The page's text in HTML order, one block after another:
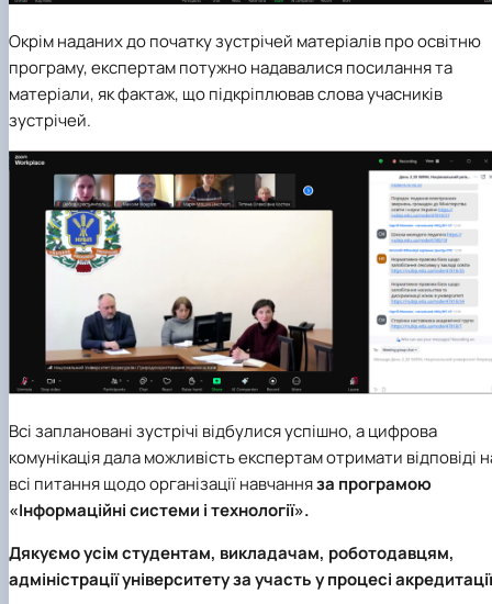
Окрім наданих до початку зустрічей матеріалів про освітню
програму, експертам потужно надавалися посилання та
матеріали, як фактаж, що підкріплював слова учасників
зустрічей.
Всі заплановані зустрічі відбулися успішно, а цифрова
комунікація дала можливість експертам отримати відповіді
всі питання щодо організації навчанняза програмою
«Інформаційні системи і технології».
Дякуємо усім студентам, викладачам, роботодавцям,
адміністрації університету за участь у процесі